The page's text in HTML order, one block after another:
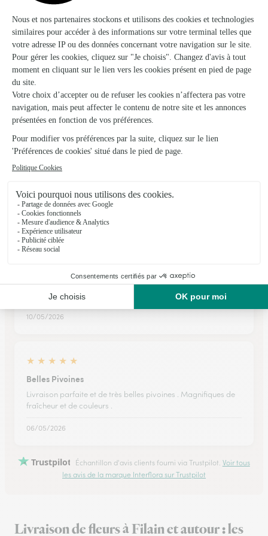
Filain
★ ★ ★ ★ ★
Toujours aussi efficace
Toujours aussi efficace
13/02/2026
Parfait, correspond à la demande
24/07/2026
Merci pour votre professionnalisme
10/05/2026
★ ★ ★ ★ ★
Belles Pivoines
Livraison parfaite et de très belles pivoines . Magnifiques de
fraîcheur et de couleurs .
06/05/2026
Trustpilot Échantillon d'avis clients fourni via Trustpilot. Voir tous
les avis de la marque Interflora sur Trustpilot
Livraison de fleurs à Filain et autour : les